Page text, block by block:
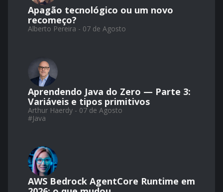
Apagão tecnológico ou um novo
recomeço?
Alberto Pereira - 07 de Agosto
Aprendendo Java do Zero — Parte 3:
Variáveis e tipos primitivos
Arthur Haerdy - 07 de Agosto
#Java
AWS Bedrock AgentCore Runtime em